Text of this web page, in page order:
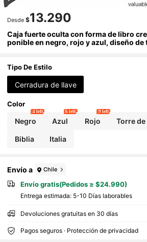
Desde $13.290
Caja fuerte oculta con forma de libro
ponible en negro, rojo y azul, diseño de
bro con un fuerte disfraz, opciones de
con llave y cerradura con contraseña,
miento seguro para monedas y artículos
os, almacenamiento oculto conveniente
ogar y la residencia estudiantil
Tipo De Estilo
Cerradura de llave
Color
Negro
4 left
Azul
6 left
Rojo
9 left
Torre
Biblia Italia
Envío a Chile
Envío gratis(Pedidos ≥ $24.990)
Entrega estimada: 5-10 Días laborables
Devoluciones gratuitas en 30 días
Pagos seguros · Protección de privacidad